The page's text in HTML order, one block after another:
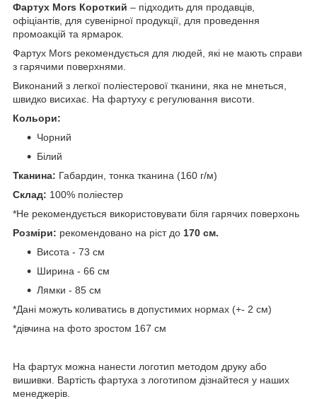
Фартух Mors Короткий – підходить для продавців,
офіціантів, для сувенірної продукції, для проведення
промоакцій та ярмарок.
Фартух Mors рекомендується для людей, які не мають справи
з гарячими поверхнями.
Виконаний з легкої поліестерової тканини, яка не мнеться,
швидко висихає. На фартуху є регулювання висоти.
Кольори:
Чорний
Білий
Тканина: Габардин, тонка тканина (160 г/м)
Склад: 100% поліестер
*Не рекомендується використовувати біля гарячих поверхонь
Розміри: рекомендовано на ріст до 170 см.
Висота - 73 см
Ширина - 66 см
Лямки - 85 см
*Дані можуть коливатись в допустимих нормах (+- 2 см)
*дівчина на фото зростом 167 см
На фартух можна нанести логотип методом друку або
вишивки. Вартість фартуха з логотипом дізнайтеся у наших
менеджерів.